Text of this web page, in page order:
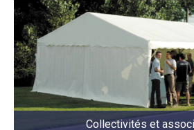
Collectivités et